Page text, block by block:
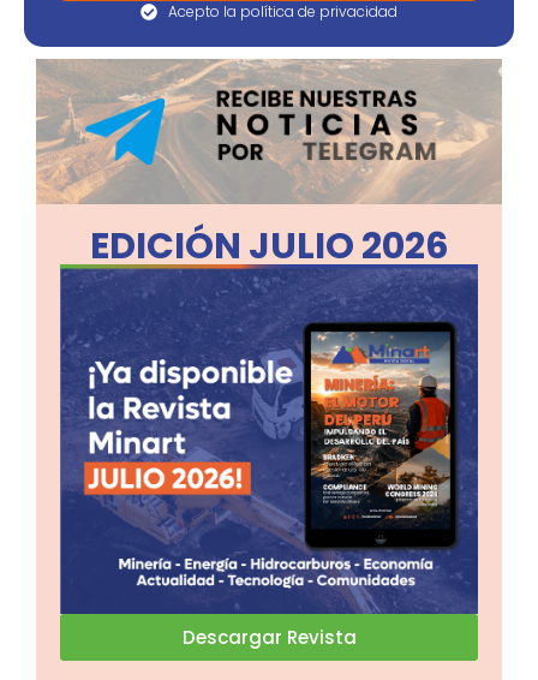
Acepto la política de privacidad
EDICIÓN JULIO 2026
Descargar Revista